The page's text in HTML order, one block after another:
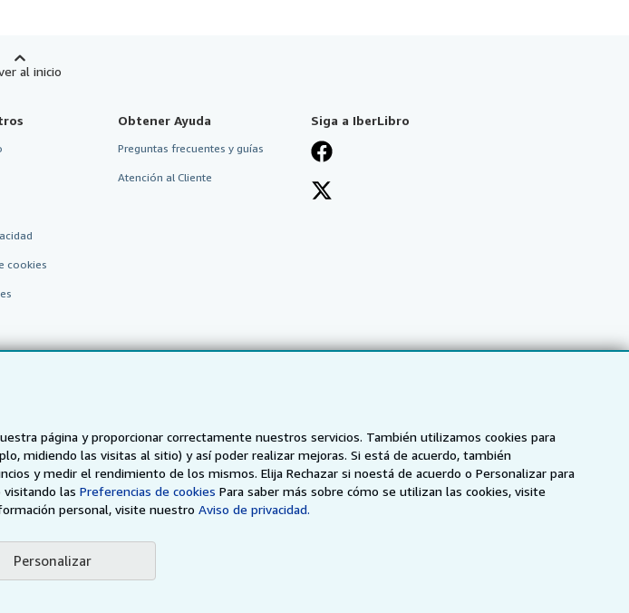
página y proporcionar correctamente nuestros servicios. También utilizamos cookies para
midiendo las visitas al sitio) y así poder realizar mejoras. Si está de acuerdo, también
y medir el rendimiento de los mismos. Elija Rechazar si noestá de acuerdo o Personalizar para
las Preferencias de cookies Para saber más sobre cómo se utilizan las cookies, visite
personal, visite nuestroAviso de privacidad.
Personalizar
al inicio
cookies
Obtener Ayuda
Preguntas frecuentes y guías
Atención al Cliente
Siga a IberLibro
AbeBooks.it AbeBooks Aus/NZ AbeBooks.ca ZVAB.com
y acepta